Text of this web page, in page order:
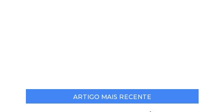
ARTIGO MAIS RECENTE